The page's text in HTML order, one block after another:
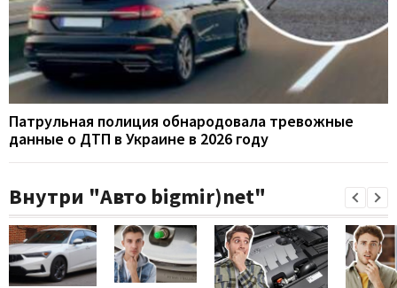
Патрульная полиция обнародовала тревожные
данные о ДТП в Украине в 2026 году
Внутри "Авто bigmir)net"